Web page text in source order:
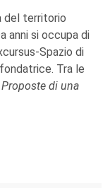
del territorio
anni si occupa di
Spazio di
Tra le
di una